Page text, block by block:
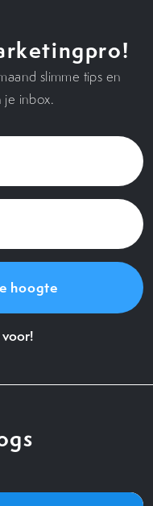
slimme tips en
je inbox.
voor!